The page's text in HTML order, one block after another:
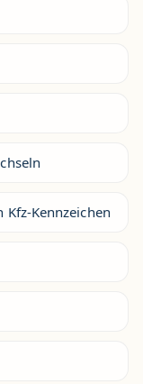
Kennzeichen